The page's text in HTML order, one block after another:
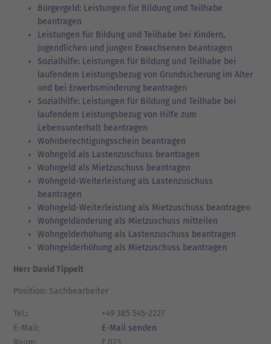
Bürgergeld: Leistungen für Bildung und Teilhabe
beantragen
Leistungen für Bildung und Teilhabe bei Kindern,
Jugendlichen und jungen Erwachsenen beantragen
Sozialhilfe: Leistungen für Bildung und Teilhabe bei
laufendem Leistungsbezug von Grundsicherung im Alter
und bei Erwerbsminderung beantragen
Sozialhilfe: Leistungen für Bildung und Teilhabe bei
laufendem Leistungsbezug von Hilfe zum
Lebensunterhalt beantragen
Wohnberechtigungsschein beantragen
Wohngeld als Lastenzuschuss beantragen
Wohngeld als Mietzuschuss beantragen
Wohngeld-Weiterleistung als Lastenzuschuss
beantragen
Wohngeld-Weiterleistung als Mietzuschuss beantragen
Wohngeldänderung als Mietzuschuss mitteilen
Wohngelderhöhung als Lastenzuschuss beantragen
Wohngelderhöhung als Mietzuschuss beantragen
Herr David Tippelt
Position: Sachbearbeiter
Tel.:
+49 385 545-2227
E-Mail:
E-Mail senden